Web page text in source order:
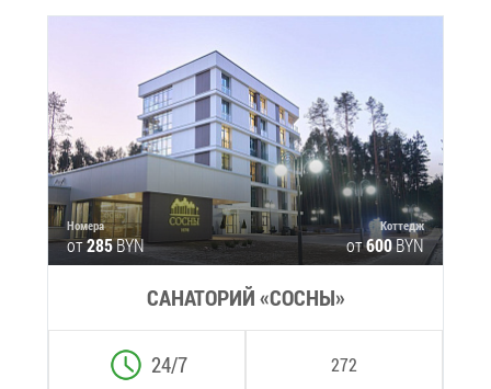
Но­ме­ра
от285BYN
Кот­тедж
от600BYN
СА­НА­ТО­РИЙ «СОС­НЫ»
272
24/7